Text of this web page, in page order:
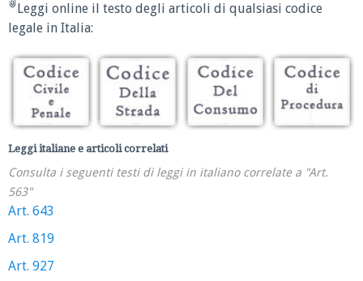
Leggi online il testo degli articoli di qualsiasi codice
legale in Italia:
Leggi italiane e articoli correlati
Consulta i seguenti testi di leggi in italiano correlate a "Art.
563"
Art. 643
Art. 819
Art. 927